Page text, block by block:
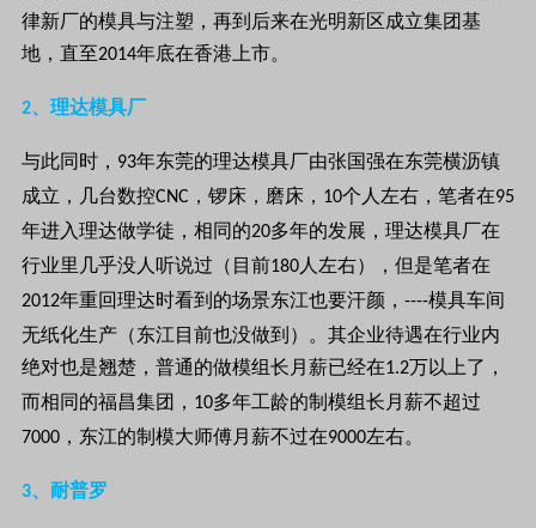
律新厂的模具与注塑，再到后来在光明新区成立集团基
地，直至2014年底在香港上市。
2、理达模具厂
与此同时， 93年东莞的理达模具厂由张国强在东莞横沥镇
成立，几台数控CNC ，锣床，磨床， 10个人左右，笔者在95
年进入理达做学徒，相同的20多年的发展，理达模具厂在
行业里几乎没人听说过（目前180 人左右），但是笔者在
2012年重回理达时看到的场景东江也要汗颜， ----模具车间
无纸化生产（东江目前也没做到）。其企业待遇在行业内
绝对也是翘楚，普通的做模组长月薪已经在1.2万以上了，
而相同的福昌集团， 10多年工龄的制模组长月薪不超过
7000 ，东江的制模大师傅月薪不过在9000左右。
3、耐普罗